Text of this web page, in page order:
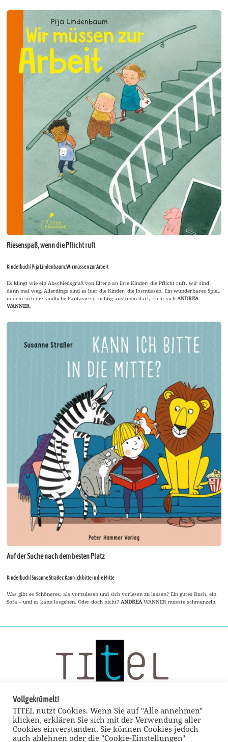
Riesenspaß, wenn die Pflicht ruft
Kinderbuch | Pija Lindenbaum: Wir müssen zur Arbeit
Es klingt wie ein Abschiedsgruß von Eltern an ihre Kinder: die Pflicht ruft, wir sind
dann mal weg. Allerdings sind es hier die Kinder, die losmüssen. Ein wunderbares Spiel,
in dem sich die kindliche Fantasie so richtig austoben darf, freut sichANDREA
WANNER.
Auf der Suche nach dem besten Platz
Kinderbuch | Susanne Straßer: Kann ich bitte in die Mitte
Was gibt es Schöneres, als vorzulesen und sich vorlesen zu lassen? Ein gutes Buch, ein
Sofa – und es kann losgehen. Oder doch nicht?ANDREAWANNER musste schmunzeln.
Vollgekrümelt!
TITEL nutzt Cookies. Wenn Sie auf "Alle annehmen"
klicken, erklären Sie sich mit der Verwendung aller
Cookies einverstanden. Sie können Cookies jedoch
auch ablehnen oder die "Cookie-Einstellungen"